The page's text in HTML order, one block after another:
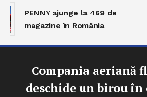
PENNY ajunge la 469 de
magazine în România
Compania aeriană
deschide un birou în